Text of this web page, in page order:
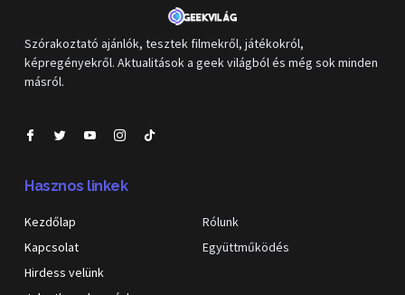
Szórakoztató ajánlók, tesztek filmekről, játékokról,
képregényekről. Aktualitások a geek világból és még sok minden
másról.
Hasznos linkek
Kezdőlap
Kapcsolat
Hirdess velünk
Rólunk
Együttműködés